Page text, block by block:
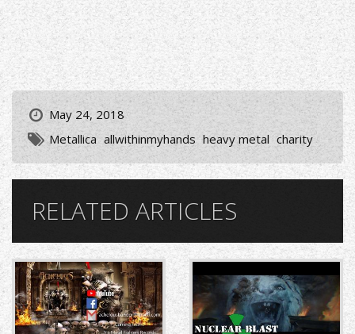
May 24, 2018
Metallica allwithinmyhands heavy metal charity
RELATED ARTICLES